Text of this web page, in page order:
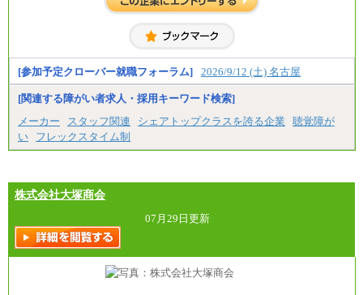
一般事務職
・高専卒（専攻科）／月給206,400円
・高専卒（本科）月給197,800円
・短大卒／月給197,800円
・専門卒（2年）／月給197,800円
※試用期間中も給与に変更はございません。
中途：
（１）（２）
月給：270,000円～
想定年収：490万円～1,100万円
・1,090万円/38歳・月給59万円 *残業代・家族手当
対象外
（３）
月給：190,000円～
想定年収：340万円～610万円
年収例：
・460万円/28歳・月給26万円
[参加予定クローバー就職フォーラム] 2026/9/12 (土) 名古屋
[関連する障がい者求人・採用キーワード検索]
メーカー
スタッフ関連 シェアトップクラスを誇る企業
聴覚障が
い
フレックスタイム制
株式会社大塚商会
07月29日更新